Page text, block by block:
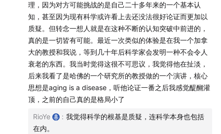
00:45 舟山大雾：我们到海边走了两个小时
02:42 本来要聊书：《疗愈的饮食与断食》是《真原
医》遗失的一章
05:29 地球频率加快：跟随这个频率的转变，加速自己
的成长
24:11 悦性饮食：通过你的饮食也可以反过来看到你的心
40:42 Cen 的病症自白：整理的时候对过去的自己产生
了深深的慈悲
理，因为对方可能挑战的是自己二十多年来的一个基本认
知，甚至因为现有科学或许看上去还没法很好论证而更加以
质疑。但转念一想人就是在这种不断的认知突破中前进的，
真的是一切皆有可能。最近一次类似的体验是在我一个加拿
大的教授和我说，等到几十年后科学家会发明一种不会令人
衰老的东西。我当时觉得这很不可思议，我觉得他在扯淡，
后来我看了是哈佛的一个研究所的教授做的一个演讲，核心
思想是aging is a disease，听他论证一番之后我感觉醍醐灌
顶，之前的自己真的是格局小了
RioYe : 我觉得科学的根基是质疑，连科学本身也包括
在内。